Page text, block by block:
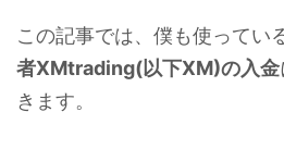
この記事では、僕も使ってい
者XMtrading(以下XM)の入金
きます。